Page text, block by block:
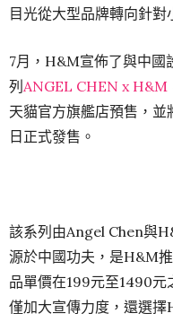
目光從大型品牌轉向針對
7月，H&M宣佈了與中國
列 ANGEL CHEN x H&M
天貓官方旗艦店預售，
日正式發售。
該系列由Angel Chen與
源於中國功夫，是H&M
品單價在199元至1490
僅加大宣傳力度，還選